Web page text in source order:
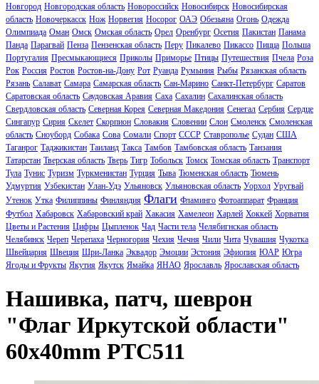
Новгород Новгородская область Новороссийск Новосибирск Новосибирская
область Новочеркасск Нож Норвегия Носорог ОАЭ Обезьяна Огонь Одежда
Олимпиада Оман Омск Омская область Орел Оренбург Осетия Пакистан Панама
Панда Парагвай Пенза Пензенская область Перу Пикалево Пикассо Пицца Польша
Португалия Пресмыкающиеся Приколы Приморье Птицы Путешествия Пчела Роза
Рок Россия Ростов Ростов-на-Дону Рот Руанда Румыния Рыбы Рязанская область
Рязань Салават Самара Самарская область Сан-Марино Санкт-Петербург Саратов
Саратовская область Саудовская Аравия Саха Сахалин Сахалинская область
Свердловская область Северная Корея Северная Македония Сенегал Сербия Сердце
Сингапур Сирия Скелет Скорпион Словакия Словении Слон Смоленск Смоленская
область Сноуборд Собака Сова Сомали Спорт СССР Ставрополье Судан США
Таганрог Таджикистан Таиланд Такса Тамбов Тамбовская область Танзания
Татарстан Тверская область Тверь Тигр Тобольск Томск Томская область Транспорт
Тула Тунис Туризм Туркменистан Турция Тыва Тюменская область Тюмень
Удмуртия Узбекистан Улан-Удэ Ульяновск Ульяновская область Уорхол Уругвай
Утенок Утка Филиппины Финляндия Флаги Фламинго Фотоаппарат Франция
Футбол Хабаровск Хабаровский край Хакасия Хамелеон Харлей Хоккей Хорватия
Цветы и Растения Цифры Цыпленок Чад Части тела Челябигнская область
Челябинск Череп Черепаха Черногория Чехия Чечня Чили Чита Чувашия Чукотка
Швейцария Швеция Шри-Ланка Эквадор Эмоции Эстония Эфиопия ЮАР Югра
Ягоды и Фрукты Якутия Якутск Ямайка ЯНАО Ярославль Ярославская область
Нашивка, патч, шеврон
"Флаг Иркутской области"
60x40mm PTC511